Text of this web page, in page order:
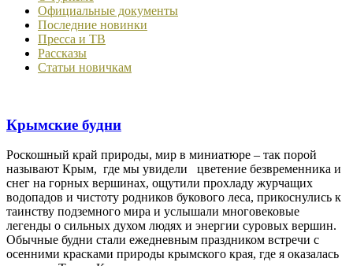
Официальные документы
Последние новинки
Пресса и ТВ
Рассказы
Статьи новичкам
Крымские будни
Роскошный край природы, мир в миниатюре – так порой
называют Крым, где мы увидели цветение безвременника и
снег на горных вершинах, ощутили прохладу журчащих
водопадов и чистоту родников букового леса, прикоснулись к
таинству подземного мира и услышали многовековые
легенды о сильных духом людях и энергии суровых вершин.
Обычные будни стали ежедневным праздником встречи с
осенними красками природы крымского края, где я оказалась